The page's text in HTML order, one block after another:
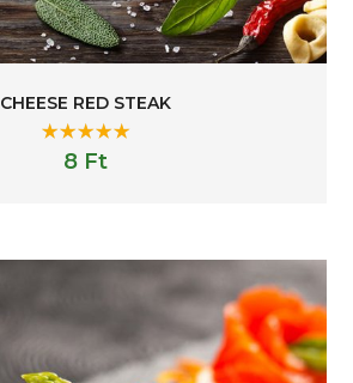
CHEESE RED STEAK
Rated5.00
8 Ft